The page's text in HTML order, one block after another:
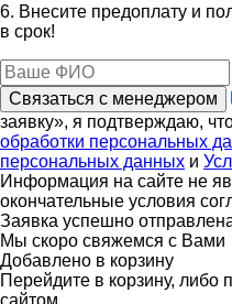
6. Внесите предоплату и
в срок!
Связаться с менеджером
заявку», я подтверждаю,
обработки персональных
персональных данных и
Информация на сайте не
окончательные условия
Заявка успешно
Мы скоро свяжемся с Вами
Добавлено в корзину
Перейдите в корзину, либо
сайтом